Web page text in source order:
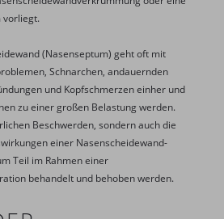
vorliegt.
(Nasenseptum) geht oft mit
Schnarchen, andauernden
und Kopfschmerzen einher und
zu einer großen Belastung werden.
Beschwerden, sondern auch die
einer Nasenscheidewand-
Teil im Rahmen einer
behandelt und behoben werden.